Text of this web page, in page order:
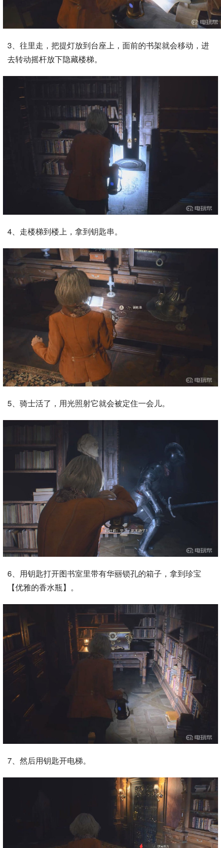
3、往里走，把提灯放到台座上，面前的书架就会移动，进
去转动摇杆放下隐藏楼梯。
4、走楼梯到楼上，拿到钥匙串。
5、骑士活了，用光照射它就会被定住一会儿。
6、用钥匙打开图书室里带有华丽锁孔的箱子，拿到珍宝
【优雅的香水瓶】。
7、然后用钥匙开电梯。